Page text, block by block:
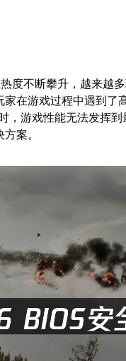
度不断攀升，越来越
家在游戏过程中遇到
，游戏性能无法发挥
案。